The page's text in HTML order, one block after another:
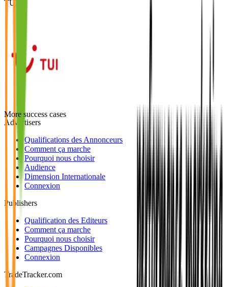
TUI
More success cases
Advertisers
Qualifications des Annonceurs
Comment ça marche
Pourquoi nous choisir
Audience
Dimension Internationale
Connexion
Publishers
Qualification des Editeurs
Comment ça marche
Pourquoi nous choisir
Campagnes Disponibles
Connexion
TradeTracker.com